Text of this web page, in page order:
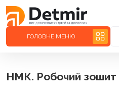
ГОЛОВНЕ МЕНЮ
НМК. Робочий зошит